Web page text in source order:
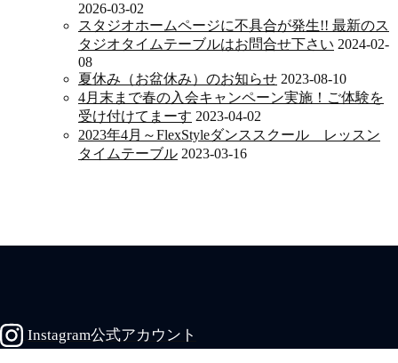
2026-03-02
スタジオホームページに不具合が発生!! 最新のス
タジオタイムテーブルはお問合せ下さい 2024-02-
08
夏休み（お盆休み）のお知らせ 2023-08-10
4月末まで春の入会キャンペーン実施！ご体験を
受け付けてまーす 2023-04-02
2023年4月～FlexStyleダンススクール レッスン
タイムテーブル 2023-03-16
Instagram公式アカウント